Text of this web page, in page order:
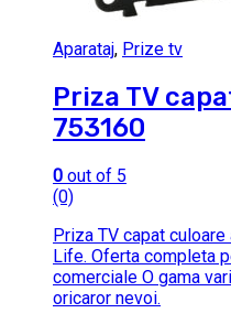
Aparataj, Prize tv
Priza TV
753160
0 out of 5
(0)
Priza TV capat
Life. Oferta completa
comerciale O gama
oricaror nevoi.